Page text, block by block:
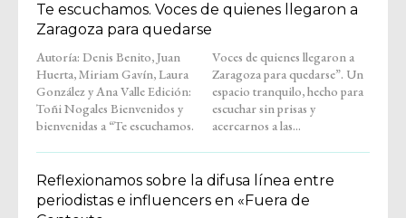
Te escuchamos. Voces de quienes llegaron a
Zaragoza para quedarse
Autoría: Denis Benito, Juan
Huerta, Miriam Gavín, Laura
González y Ana Valle Edición:
Toñi Nogales Bienvenidos y
bienvenidas a “Te escuchamos.
Voces de quienes llegaron a
Zaragoza para quedarse”. Un
espacio tranquilo, hecho para
escuchar sin prisas y
acercarnos a las...
Reflexionamos sobre la difusa línea entre
periodistas e influencers en «Fuera de